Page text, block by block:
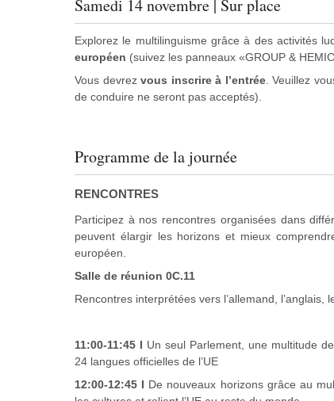
Samedi 14 novembre | Sur place
Explorez le multilinguisme grâce à des activités
européen (suivez les panneaux «GROUP &
Vous devrez vous inscrire à l’entrée. Veuillez
de conduire ne seront pas acceptés).
Programme de la journée
RENCONTRES
Participez à nos rencontres organisées dans
peuvent élargir les horizons et mieux
européen.
Salle de réunion 0C.11
Rencontres interprétées vers l’allemand, l’anglais,
11:00-11:45 I Un seul Parlement, une multitude
24 langues officielles de l’UE
12:00-12:45 I De nouveaux horizons grâce au